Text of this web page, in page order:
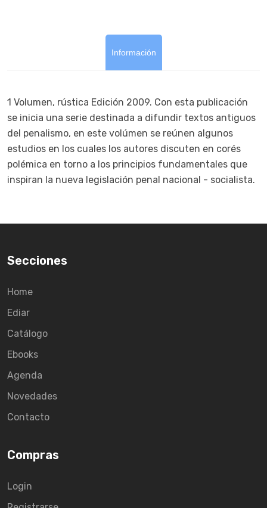
Información
1 Volumen, rústica Edición 2009. Con esta publicación
se inicia una serie destinada a difundir textos antiguos
del penalismo, en este volúmen se reúnen algunos
estudios en los cuales los autores discuten en corés
polémica en torno a los principios fundamentales que
inspiran la nueva legislación penal nacional - socialista.
Secciones
Home
Ediar
Catálogo
Ebooks
Agenda
Novedades
Contacto
Compras
Login